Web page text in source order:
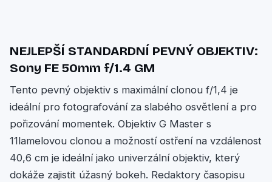
NEJLEPŠÍ STANDARDNÍ PEVNÝ OBJEKTIV:
Sony FE 50mm f/1.4 GM
Tento pevný objektiv s maximální clonou f/1,4 je
ideální pro fotografování za slabého osvětlení a pro
pořizování momentek. Objektiv G Master s
11lamelovou clonou a možností ostření na vzdálenost
40,6 cm je ideální jako univerzální objektiv, který
dokáže zajistit úžasný bokeh. Redaktory časopisu